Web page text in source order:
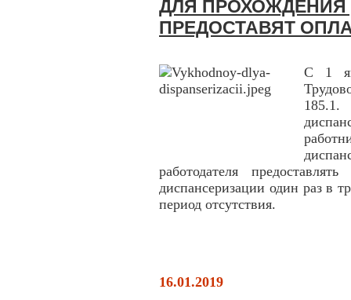
ДЛЯ
ПРЕДОСТАВЯТ
С 1
185.1.
работодателя
диспансеризации один раз в
период отсутствия.
16.01.2019